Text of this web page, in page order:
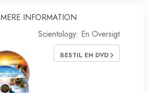
MERE INFORMATION
Scientology: En Oversigt
BESTIL EN DVD